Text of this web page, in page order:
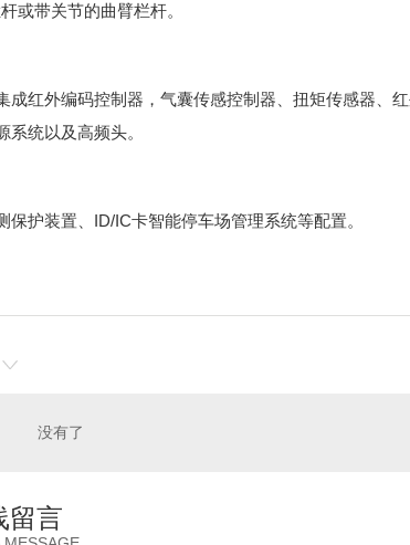
或带关节的曲臂栏杆。
红外编码控制器，气囊传感控制器、扭矩传感器、红
统以及高频头。
护装置、ID/IC卡智能停车场管理系统等配置。
没有了
留言